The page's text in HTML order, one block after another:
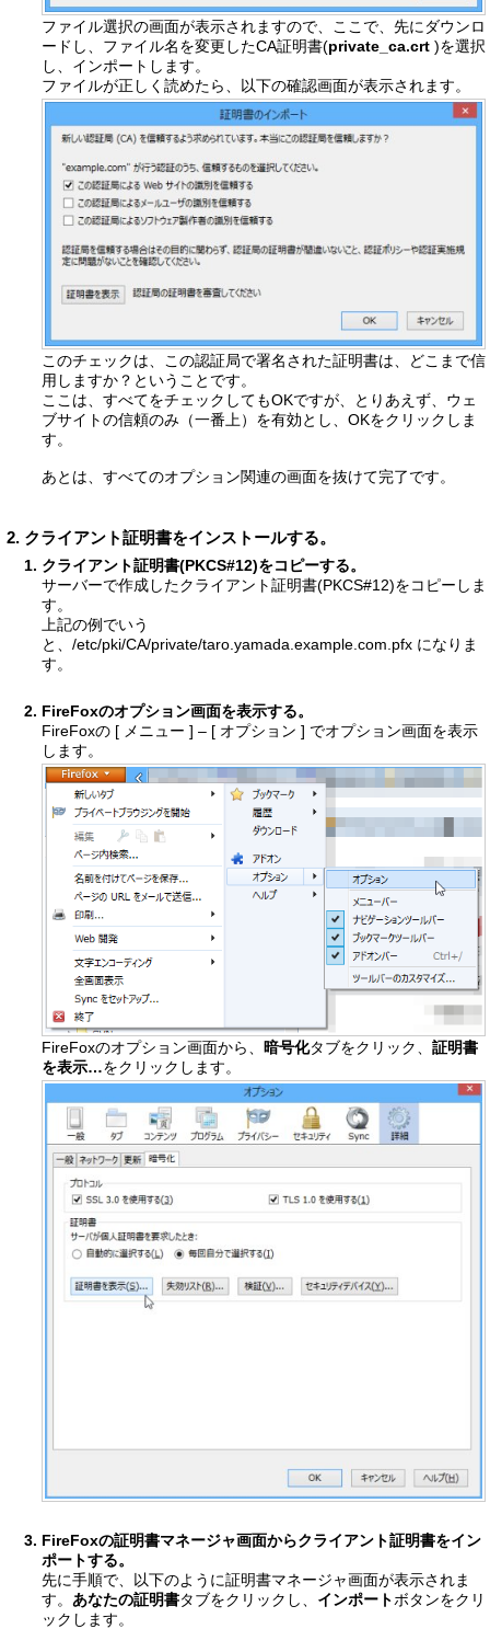
ファイル選択の画面が表示されますので、ここで、先にダウンロ
ードし、ファイル名を変更したCA証明書(private_ca.crt )を選択
し、インポートします。
ファイルが正しく読めたら、以下の確認画面が表示されます。
このチェックは、この認証局で署名された証明書は、どこまで信
用しますか？ということです。
ここは、すべてをチェックしてもOKですが、とりあえず、ウェ
ブサイトの信頼のみ（一番上）を有効とし、OKをクリックしま
す。
あとは、すべてのオプション関連の画面を抜けて完了です。
クライアント証明書をインストールする。
クライアント証明書(PKCS#12)をコピーする。
サーバーで作成したクライアント証明書(PKCS#12)をコピーしま
す。
上記の例でいう
と、/etc/pki/CA/private/taro.yamada.example.com.pfx になりま
す。
FireFoxのオプション画面を表示する。
FireFoxの [ メニュー ] – [ オプション ] でオプション画面を表示
します。
FireFoxのオプション画面から、 暗号化タブをクリック、 証明書
を表示…をクリックします。
FireFoxの証明書マネージャ画面からクライアント証明書をイン
ポートする。
先に手順で、以下のように証明書マネージャ画面が表示されま
す。 あなたの証明書タブをクリックし、 インポートボタンをクリ
ックします。